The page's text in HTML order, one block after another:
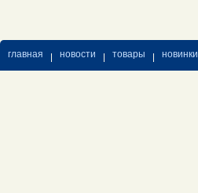
главная новости товары новинки